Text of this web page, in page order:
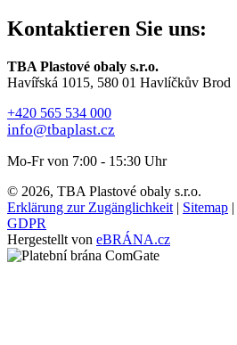
Kontaktieren Sie uns:
TBA Plastové obaly s.r.o.
Havířská 1015, 580 01 Havlíčkův Brod
+420 565 534 000
info@tbaplast.cz
Mo-Fr von 7:00 - 15:30 Uhr
© 2026, TBA Plastové obaly s.r.o.
Erklärung zur Zugänglichkeit | Sitemap |
GDPR
Hergestellt von eBRÁNA.cz